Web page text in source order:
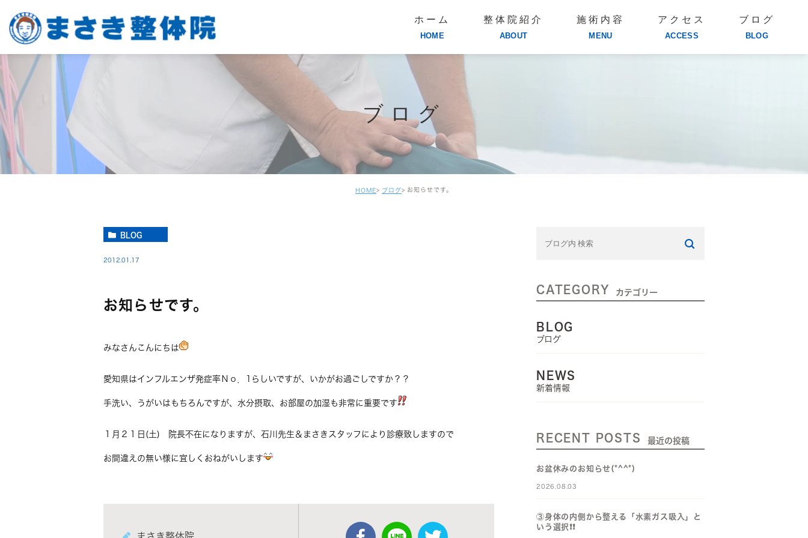
ホーム
HOME
整体院紹介
ABOUT
施術内容
MENU
アクセス
ACCESS
ブログ
BLOG
ブログ
HOME ブログ お知らせです。
BLOG
2012.01.17
お知らせです。
みなさんこんにちは
愛知県はインフルエンザ発症率Ｎｏ．1らしいですが、いかがお過ごしですか？？
手洗い、うがいはもちろんですが、水分摂取、お部屋の加湿も非常に重要です
１月２１日(土) 院長不在になりますが、石川先生＆まさきスタッフにより診療致しますので
お間違えの無い様に宜しくおねがいします
CATEGORY カテゴリー
BLOG
ブログ
NEWS
新着情報
RECENT POSTS 最近の投稿
お盆休みのお知らせ(*^^*)
2026.08.03
③身体の内側から整える「水素ガス吸入」と
いう選択❗️❗️